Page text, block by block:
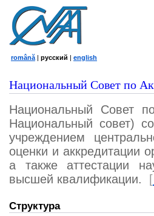
română | русский | english
Национальный Совет по
Национальный Совет
Национальный совет)
учреждением
оценки и аккредитации
а также аттестации
высшей квалификации.
[
Структура